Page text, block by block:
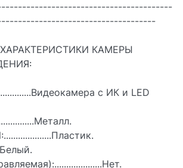
КАМЕРЫ
с ИК и LED